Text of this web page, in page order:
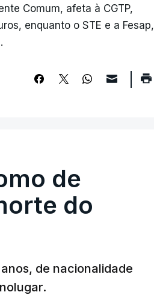
Comum, afeta à CGTP,
enquanto o STE e a Fesap,
de
do
de nacionalidade